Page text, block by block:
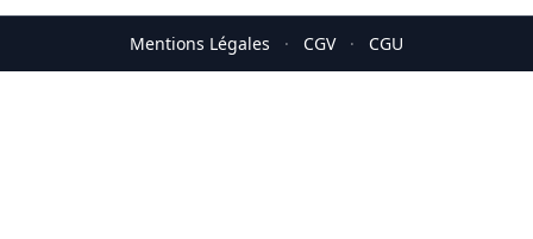
Mentions Légales · CGV · CGU